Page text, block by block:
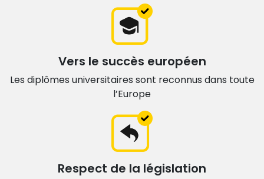
Vers le succès européen
Les diplômes universitaires sont reconnus dans toute
l’Europe
Respect de la législation